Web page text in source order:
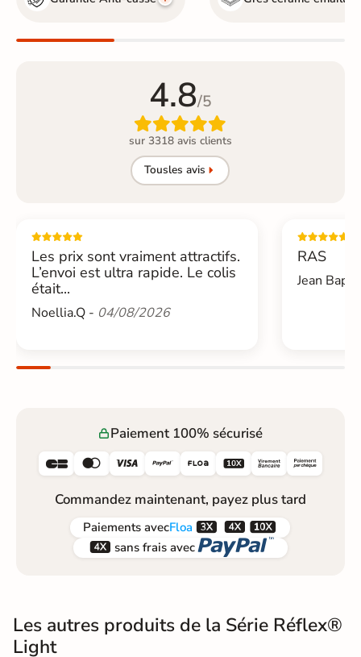
4.8/5

sur 3318 avis clients
Tousles avis
Les prix sont vraiment attractifs.
L’envoi est ultra rapide. Le colis
était...
Noellia.Q - 04/08/2026
RAS
Jean
Paiement 100% sécurisé
     
Commandez maintenant, payez plus tard
Paiements avecFloa  
 sans frais avec 
Les autres produits de la Série Réflex®
Light